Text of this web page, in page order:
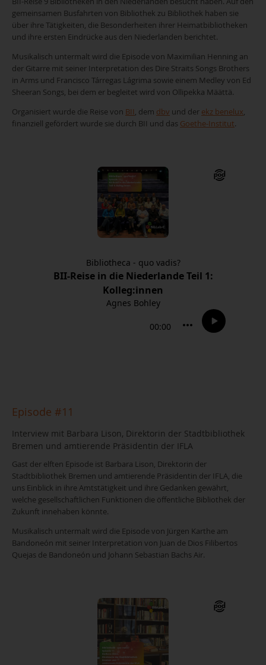
gemeinsamen Busfahrten von Bibliothek zu Bibliothek haben sie
über ihre Tätigkeiten, die Besonderheiten ihrer Heimatbibliotheken
und ihre ersten Eindrücke aus den Niederlanden berichtet.
Musikalisch untermalt wird die Episode von Maximilian Henning an
der Gitarre mit seiner Interpretation des Dire Straits Songs Brothers
in Arms und Francisco Tárregas Lágrima sowie einem Medley von Ed
Sheeran Songs, bei dem er begleitet wird von Ollipekka Määttä.
Organisiert wurde die Reise von BII, dem dbv und der ekz benelux,
finanziell gefördert wurde sie durch BII und das Goethe-Institut.
Episode #11
Interview mit Barbara Lison, Direktorin der Stadtbibliothek
Bremen und amtierende Präsidentin der IFLA
Gast der elften Episode ist Barbara Lison, Direktorin der
Stadtbibliothek Bremen und amtierende Präsidentin der IFLA, die
uns Einblick in ihre Amtstätigkeit und ihre Gedanken gewährt,
welche gesellschaftlichen Funktionen die öffentliche Bibliothek der
Zukunft innehaben könnte.
Musikalisch untermalt wird die Episode von Jürgen Karthe am
Bandoneón mit seiner Interpretation von Juan de Dios Filibertos
Quejas de Bandoneón und Johann Sebastian Bachs Air.